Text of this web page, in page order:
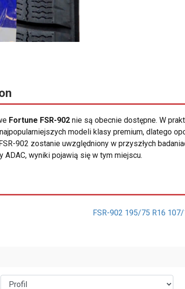
Fortune FSR-902 nie są obecnie dostępne. W
modeli klasy premium, dlatego
902 zostanie uwzględniony w przyszłych
ADAC, wyniki pojawią się w tym miejscu.
FSR-902 195/75 R16 107/